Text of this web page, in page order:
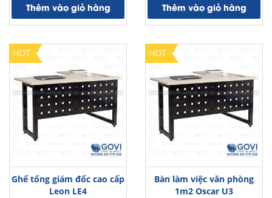
Thêm vào giỏ hàng Thêm vào giỏ hàng
Ghế tổng giám đốc cao cấp
Leon LE4
HOT
Bàn làm việc văn phòng
1m2 Oscar U3
HOT